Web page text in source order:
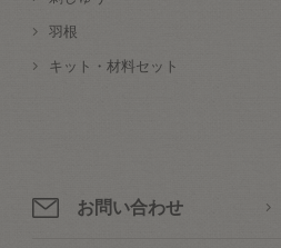
羽根
キット・材料セット
お問い合わせ